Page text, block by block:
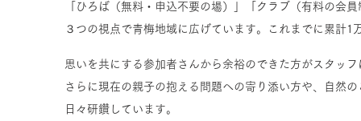
「ひろば（無料・申込不要の場）」「クラブ（有料の会
３つの視点で青梅地域に広げています。これまでに累計
思いを共にする参加者さんから余裕のできた方がスタッ
さらに現在の親子の抱える問題への寄り添い方や、自然
日々研鑽しています。